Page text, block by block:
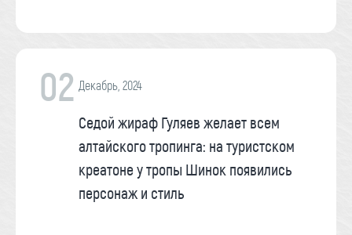
02 Декабрь, 2024
Седой жираф Гуляев желает всем
алтайского тропинга: на туристском
креатоне у тропы Шинок появились
персонаж и стиль